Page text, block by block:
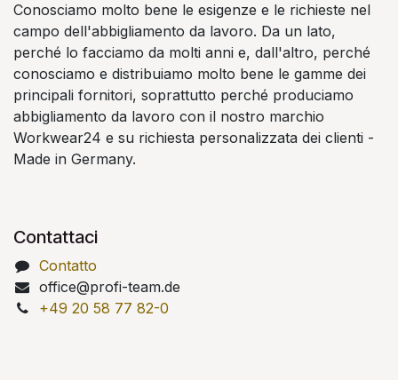
Conosciamo molto bene le esigenze e le richieste nel
campo dell'abbigliamento da lavoro. Da un lato,
perché lo facciamo da molti anni e, dall'altro, perché
conosciamo e distribuiamo molto bene le gamme dei
principali fornitori, soprattutto perché produciamo
abbigliamento da lavoro con il nostro marchio
Workwear24 e su richiesta personalizzata dei clienti -
Made in Germany.
Contattaci
Contatto
office@profi-team.de
+49 20 58 77 82-0